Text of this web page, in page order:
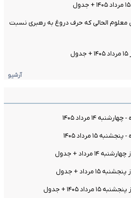
معلوم الحالی که حرف دروغ به رهبری نسبت
آرشیو
۱۴ مرداد ۱۴۰۵
۱۵ مرداد ۱۴۰۵
مرداد + جدول
مرداد + جدول
۱۴۰۵ + جدول